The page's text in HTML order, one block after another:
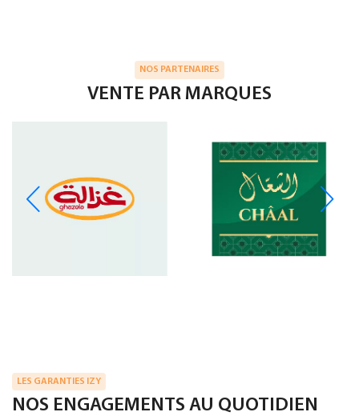
NOS PARTENAIRES
VENTE PAR MARQUES
LES GARANTIES IZY
NOS ENGAGEMENTS AU QUOTIDIEN